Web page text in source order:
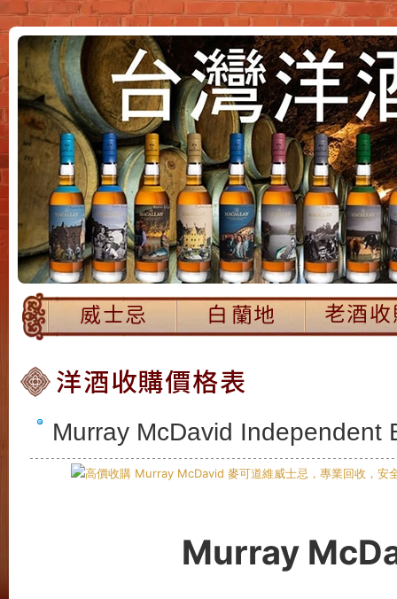
Murray McDavid Independent
Murray